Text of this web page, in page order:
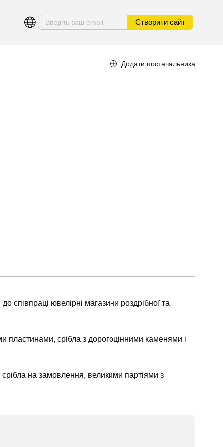
Створити сайт
Додати постачальника
співпраці ювелірні магазини роздрібної та
пластинами, срібла з дорогоцінними каменями і
на замовлення, великими партіями з